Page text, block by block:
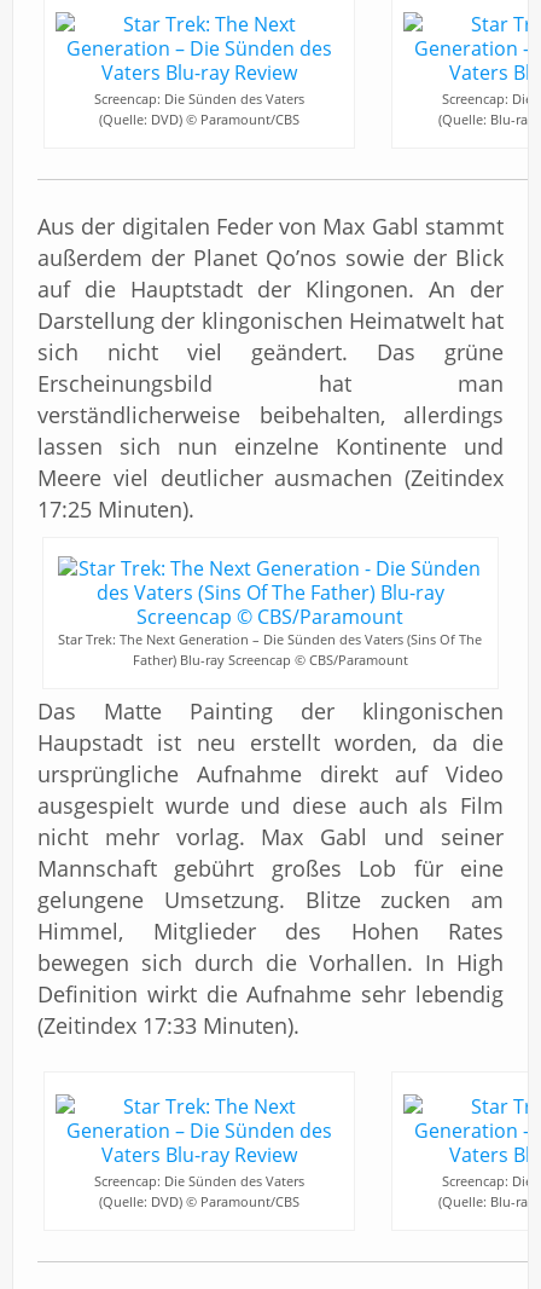
Screencap: Die Sünden des Vaters
(Quelle: DVD) © Paramount/CBS
Screencap: Die
(Quelle: Blu-
Aus der digitalen Feder von Max Gabl stammt
außerdem der Planet Qo’nos sowie der Blick
auf die Hauptstadt der Klingonen. An der
Darstellung der klingonischen Heimatwelt hat
sich nicht viel geändert. Das grüne
Erscheinungsbild hat man
verständlicherweise beibehalten, allerdings
lassen sich nun einzelne Kontinente und
Meere viel deutlicher ausmachen (Zeitindex
17:25 Minuten).
Star Trek: The Next Generation – Die Sünden des Vaters (Sins Of The
Father) Blu-ray Screencap © CBS/Paramount
Das Matte Painting der klingonischen
Haupstadt ist neu erstellt worden, da die
ursprüngliche Aufnahme direkt auf Video
ausgespielt wurde und diese auch als Film
nicht mehr vorlag. Max Gabl und seiner
Mannschaft gebührt großes Lob für eine
gelungene Umsetzung. Blitze zucken am
Himmel, Mitglieder des Hohen Rates
bewegen sich durch die Vorhallen. In High
Definition wirkt die Aufnahme sehr lebendig
(Zeitindex 17:33 Minuten).
Screencap: Die Sünden des Vaters
(Quelle: DVD) © Paramount/CBS
Screencap: Die
(Quelle: Blu-